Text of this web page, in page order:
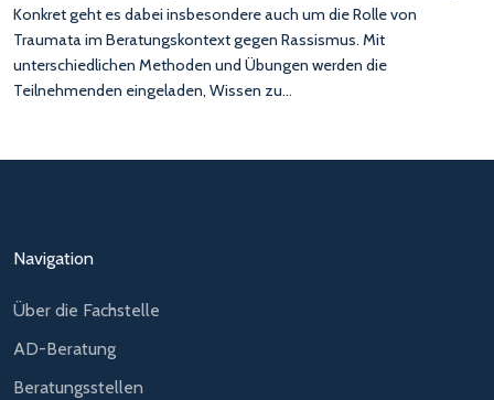
Konkret geht es dabei insbesondere auch um die Rolle von
Traumata im Beratungskontext gegen Rassismus. Mit
unterschiedlichen Methoden und Übungen werden die
Teilnehmenden eingeladen, Wissen zu…
Navigation
Über die Fachstelle
AD-Beratung
Beratungsstellen